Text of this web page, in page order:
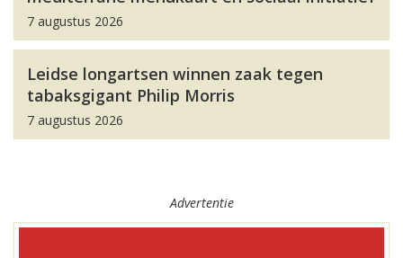
7 augustus 2026
Leidse longartsen winnen zaak tegen
tabaksgigant Philip Morris
7 augustus 2026
Advertentie